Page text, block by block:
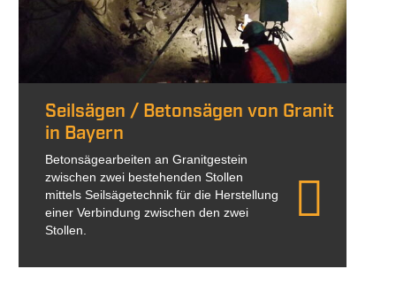
Seilsägen / Betonsägen von Granit
in Bayern
Betonsägearbeiten an Granitgestein
zwischen zwei bestehenden Stollen
mittels Seilsägetechnik für die Herstellung
einer Verbindung zwischen den zwei
Stollen.